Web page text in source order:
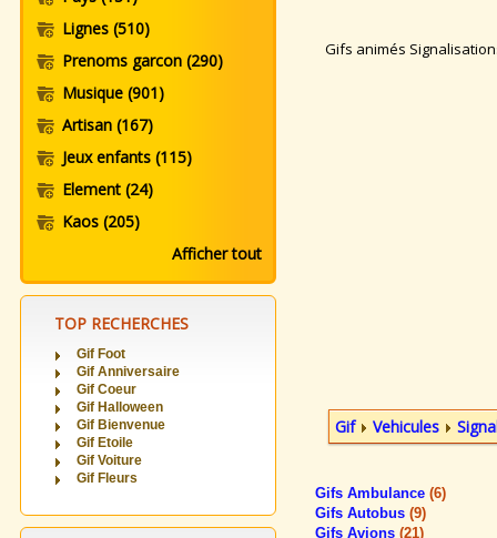
Lignes (510)
Prenoms garcon (290)
Musique (901)
Artisan (167)
Jeux enfants (115)
Element (24)
Kaos (205)
Afficher tout
TOP RECHERCHES
Gif Foot
Gif Anniversaire
Gif Coeur
Gif Halloween
Gif Bienvenue
Gif Etoile
Gif Voiture
Gif Fleurs
Gifs animés
Gif Vehicules
Gifs Ambulance (6)
Gifs Autobus (9)
Gifs Avions (21)